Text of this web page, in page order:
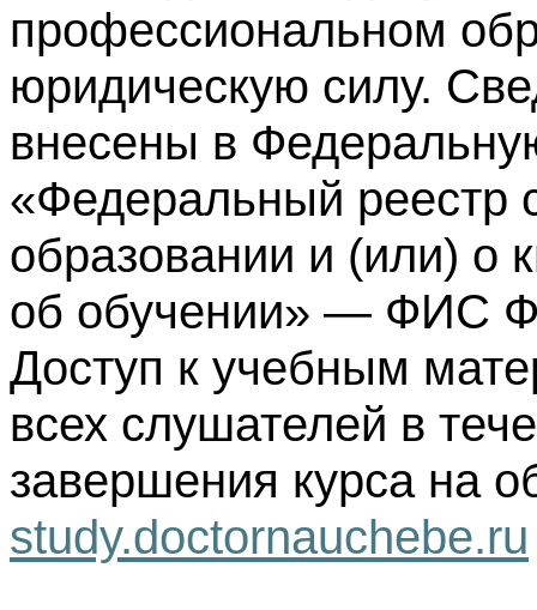
профессиональном
юридическую силу.
внесены в
«Федеральный реестр
образовании и (или) о
об обучении» — ФИС
Доступ к учебным
всех слушателей в
завершения курса на
study.doctornauchebe.ru